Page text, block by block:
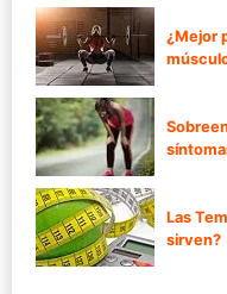
¿Mejor
Las
sirven?